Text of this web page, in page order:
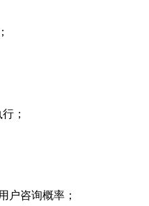
；
户咨询概率；